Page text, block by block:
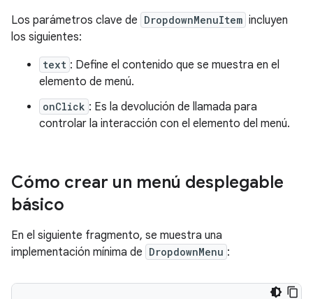
Los parámetros clave de DropdownMenuItem incluyen
los siguientes:
text : Define el contenido que se muestra en el
elemento de menú.
onClick : Es la devolución de llamada para
controlar la interacción con el elemento del menú.
Cómo crear un menú desplegable
básico
En el siguiente fragmento, se muestra una
implementación mínima de DropdownMenu :